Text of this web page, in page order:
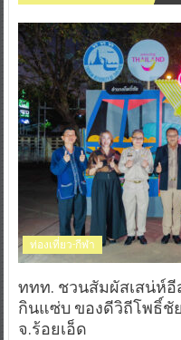
ท่องเที่ยว-กีฬา
ททท. ชวนสัมผัสเสน่ห์
กินแซ่บ ของดีวิถีโพธิ์ชั
จ.ร้อยเอ็ด